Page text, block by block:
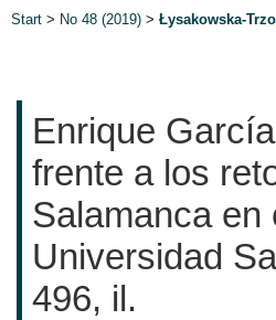
Start > No 48 (2019) > Łysakowska-
Enrique
frente a los
Salamanca en
Universidad
496, il.